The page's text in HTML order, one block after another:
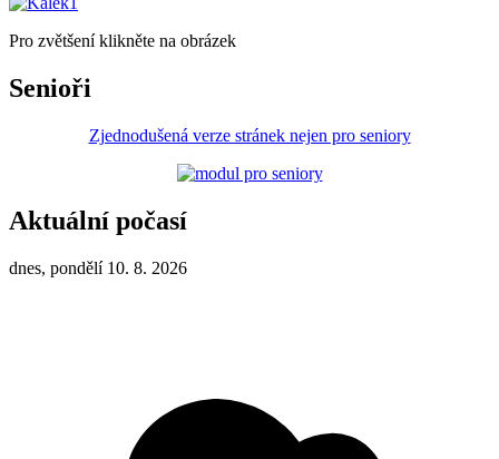
Pro zvětšení klikněte na obrázek
Senioři
Zjednodušená verze stránek nejen pro seniory
Aktuální počasí
dnes, pondělí 10. 8. 2026